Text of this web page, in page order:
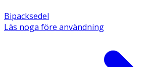
Bipacksedel
Läs noga före användning